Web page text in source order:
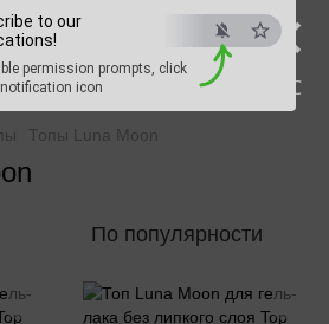
×
ESC
to our
permission prompts, click
icon
Hunter
при заказе от 2500 грн
Топы Luna Moon
По популярности